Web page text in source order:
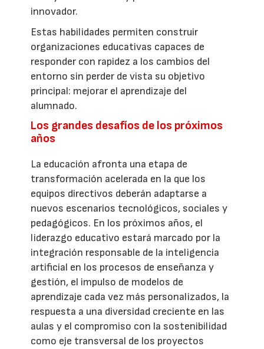
innovador.
Estas habilidades permiten construir
organizaciones educativas capaces de
responder con rapidez a los cambios del
entorno sin perder de vista su objetivo
principal: mejorar el aprendizaje del
alumnado.
Los grandes desafíos de los próximos
años
La educación afronta una etapa de
transformación acelerada en la que los
equipos directivos deberán adaptarse a
nuevos escenarios tecnológicos, sociales y
pedagógicos. En los próximos años, el
liderazgo educativo estará marcado por la
integración responsable de la inteligencia
artificial en los procesos de enseñanza y
gestión, el impulso de modelos de
aprendizaje cada vez más personalizados, la
respuesta a una diversidad creciente en las
aulas y el compromiso con la sostenibilidad
como eje transversal de los proyectos